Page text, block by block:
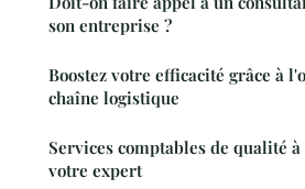
son entreprise ?
Boostez votre efficacité grâce à
chaîne logistique
Services comptables de qualité
votre expert